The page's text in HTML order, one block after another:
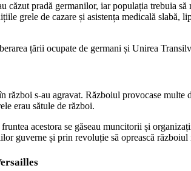
pradă germanilor, iar populația trebuia
grele de cazare și asistența medicală slabă,
țării ocupate de germani și Unirea
s-au agravat. Războiul provocase multe
erau sătule de război.
acestora se găseau muncitorii și
guverne și prin revoluție să oprească războiul